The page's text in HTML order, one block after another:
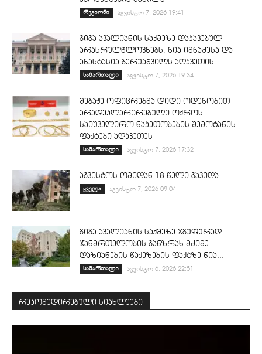
რეგიონი აგვისტო 7, 2026 19:41
გიგა ავალიანის საქმეზე დაკავებულ
არასრულწლოვნებს, ნია იმნაძესა და
ანასტასია ბერუაშვილს აღკვეთის...
სამართალი აგვისტო 7, 2026 19:34
მებაჟე ოფიცრებმა დიდი ოდენობით
არადეკლარირებული ოქროს
საიუველირო ნაკეთობების შემოტანის
ფაქტები აღკვეთეს
სამართალი აგვისტო 7, 2026 17:32
აგვისტოს ომიდან 18 წელი გავიდა
ყველა აგვისტო 7, 2026 09:04
გიგა ავალიანის საქმეზე ჯგუფურად
ჯანმრთელობის განზრახ მძიმე
დაზიანების წაქეზების ფაქტზე ნია...
სამართალი აგვისტო 6, 2026 22:51
რეკომედირებული სიახლეები